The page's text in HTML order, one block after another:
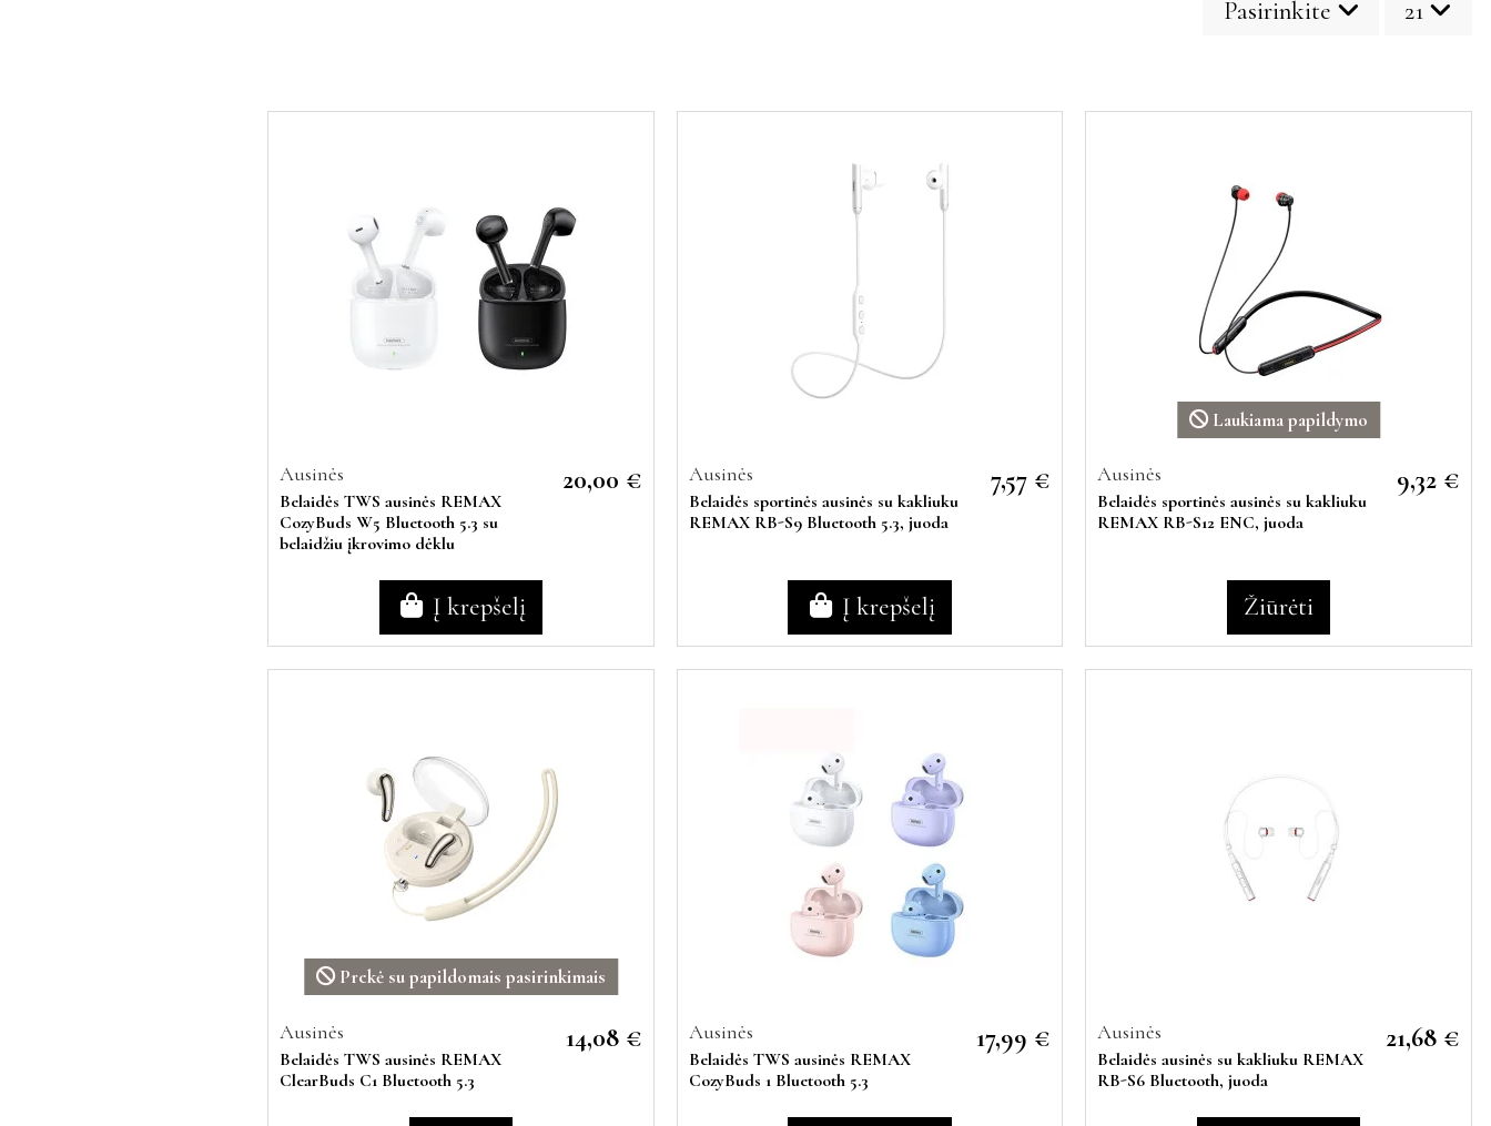
Pasirinkite 21
Ausinės
Belaidės TWS ausinės REMAX
CozyBuds W5 Bluetooth 5.3 su
belaidžiu įkrovimo dėklu
20,00 €
Į krepšelį
Ausinės
Belaidės sportinės ausinės su kakliuku
REMAX RB-S9 Bluetooth 5.3, juoda
7,57 €
Į krepšelį
Laukiama papildymo
Ausinės
Belaidės sportinės ausinės su kakliuku
REMAX RB-S12 ENC, juoda
9,32 €
Žiūrėti
Prekė su papildomais pasirinkimais
Ausinės
Belaidės TWS ausinės REMAX
ClearBuds C1 Bluetooth 5.3
14,08 € Ausinės
Belaidės TWS ausinės REMAX
CozyBuds 1 Bluetooth 5.3
17,99 € Ausinės
Belaidės ausinės su kakliuku REMAX
RB-S6 Bluetooth, juoda
21,68 €